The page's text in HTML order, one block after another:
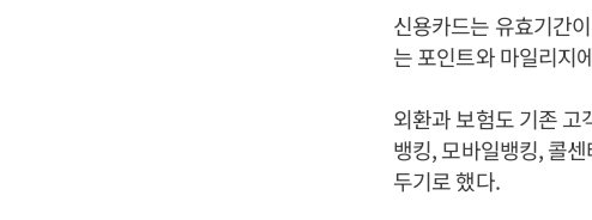
신용카드는 유효기간
는 포인트와 마일리지
외환과 보험도 기존 고
뱅킹, 모바일뱅킹, 콜
두기로 했다.